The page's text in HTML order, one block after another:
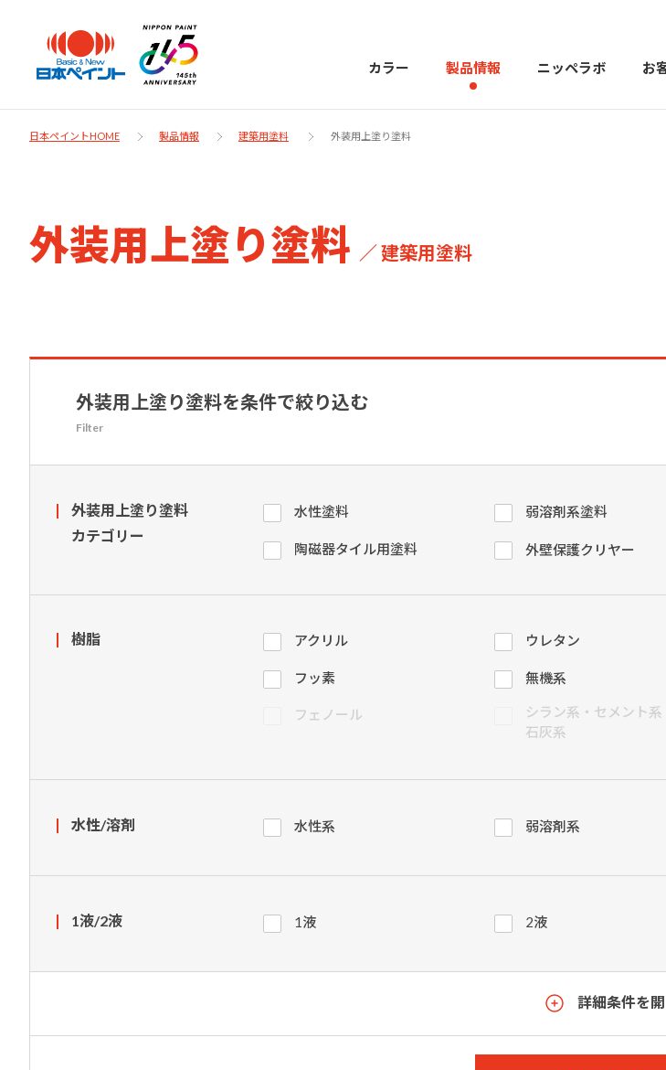
カラー 製品情報
製品情報
建築・重防食・自動車補修用の各分野で、
建築用塗料
製品特集
グランセラシリーズ
ニッペラボ
紹介します。
カラーコーディネーター戸建ておすすめ配色
お
お客様サポー
あるご質問」をご参照ください。
日本ペイント
に
物や大型構造物用、自動車の補修塗装向け
塗料の開発・製造および販売を展開。全国
いります。
ご利用にあたって
日本ペイントHOME 製品情報 建築用塗料 外装用上塗り塗料
外装用上塗り塗料 ／ 建築用塗料
外装用上塗り塗料を条件で絞り込む
Filter
外装用上塗り塗料
カテゴリー
水性塗料 弱溶剤系塗料
陶磁器タイル用塗料 外壁保護クリヤー
樹脂 アクリル ウレタン
フッ素 無機系
フェノール
シラン系・セメント系
石灰系
水性/溶剤 水性系 弱溶剤系
1液/2液 1液 2液
詳細条件を開